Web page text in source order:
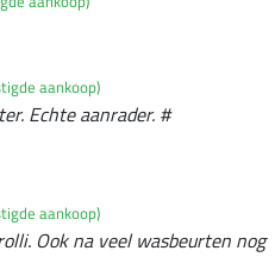
aankoop)
Echte aanrader. #
aankoop)
Ook na veel wasbeurten nog